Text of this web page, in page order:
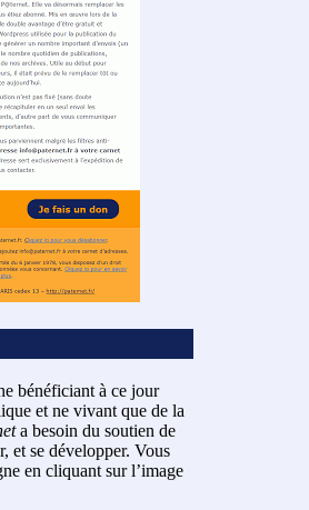
bénéficiant à ce jour
et ne vivant que de la
a besoin du soutien de
et se développer. Vous
en cliquant sur l’image